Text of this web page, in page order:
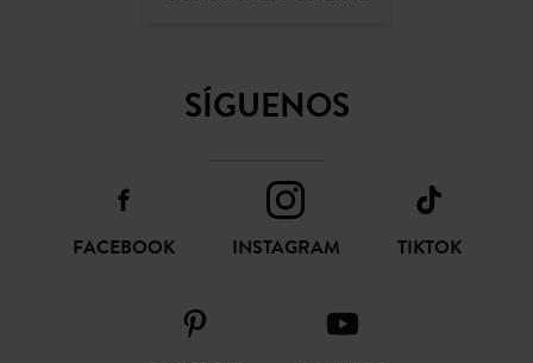
SÍGUENOS
INSTAGRAM